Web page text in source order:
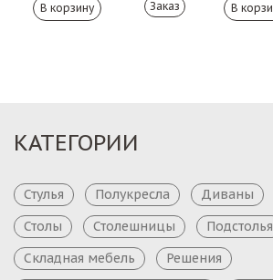
Заказ
КАТЕГОРИИ
Стулья Полукресла Диваны
Столы
Столешницы
Подстолья
Складная мебель
Решения